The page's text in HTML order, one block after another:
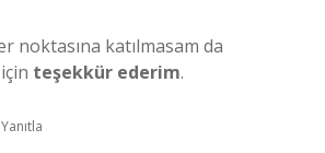
noktasına katılmasam da
teşekkür ederim.
Yanıtla